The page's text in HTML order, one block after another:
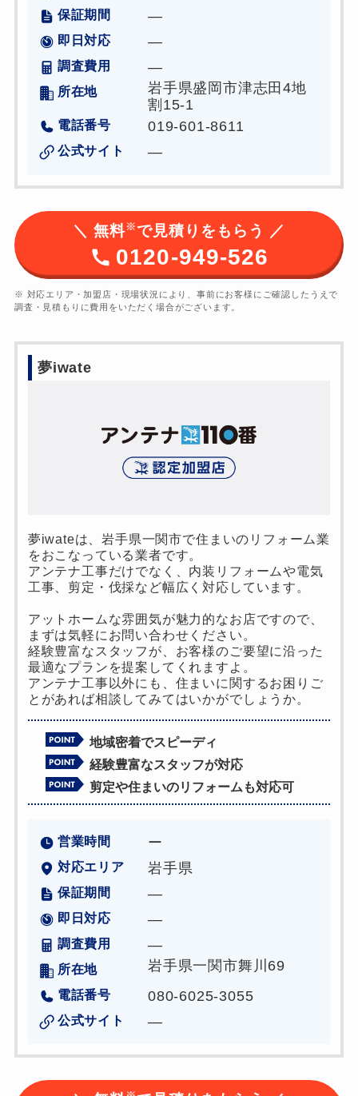
保証期間 ―
即日対応 ―
調査費用 ―
所在地
岩手県盛岡市津志田4地
割15-1
電話番号 019-601-8611
公式サイト ―
＼ 無料※ で見積りをもらう ／
0120-949-526
※ 対応エリア・加盟店・現場状況により、事前にお客様にご確認したうえで
調査・見積もりに費用をいただく場合がございます。
夢iwate
夢iwateは、岩手県一関市で住まいのリフォーム業
をおこなっている業者です。
アンテナ工事だけでなく、内装リフォームや電気
工事、剪定・伐採など幅広く対応しています。
アットホームな雰囲気が魅力的なお店ですので、
まずは気軽にお問い合わせください。
経験豊富なスタッフが、お客様のご要望に沿った
最適なプランを提案してくれますよ。
アンテナ工事以外にも、住まいに関するお困りご
とがあれば相談してみてはいかがでしょうか。
地域密着でスピーディ
経験豊富なスタッフが対応
剪定や住まいのリフォームも対応可
営業時間 ー
対応エリア 岩手県
保証期間 ―
即日対応 ―
調査費用 ―
所在地 岩手県一関市舞川69
電話番号 080-6025-3055
公式サイト ―